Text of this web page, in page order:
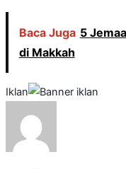
Baca Juga 5
di Makkah
Iklan